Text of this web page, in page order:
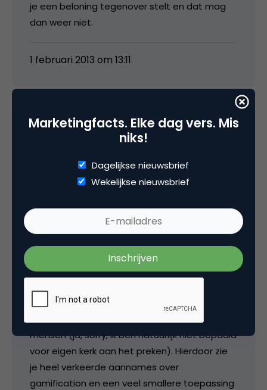
je een beloning tegenover stelt en dat mag
dan weer niet.
1 februari 2013 om 13:11
Erwin Bell
Als gamedesigner ben ik zeer enthousiast
over dat game-elementen breder toepassen
Vooral grappig dat iets wat al jaren gedaan
een naam krijgt. Dat zorgt er overigens wel
voor dat je er beter over kunt discussiëren.
Helaas is het meest dat je momenteel ziet
over gamification, bedacht door marketing
mensen (ja, sorry, ik ben natuurlijk niet bepaald
voor eigen kerk aan het preken). Hierdoor zie
je heel verkeerde aannames over
gamification en een veel smallere toepassing
Marketingfacts. Elke dag vers. Mis
niks!
Dagelijkse nieuwsbrief
Wekelijkse nieuwsbrief